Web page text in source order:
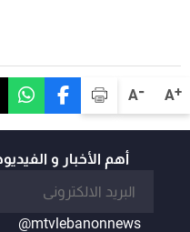
A+
A-
أهم الأخبار و
@mtvlebanonnews